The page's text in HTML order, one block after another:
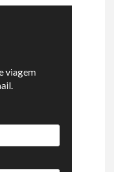
viagem